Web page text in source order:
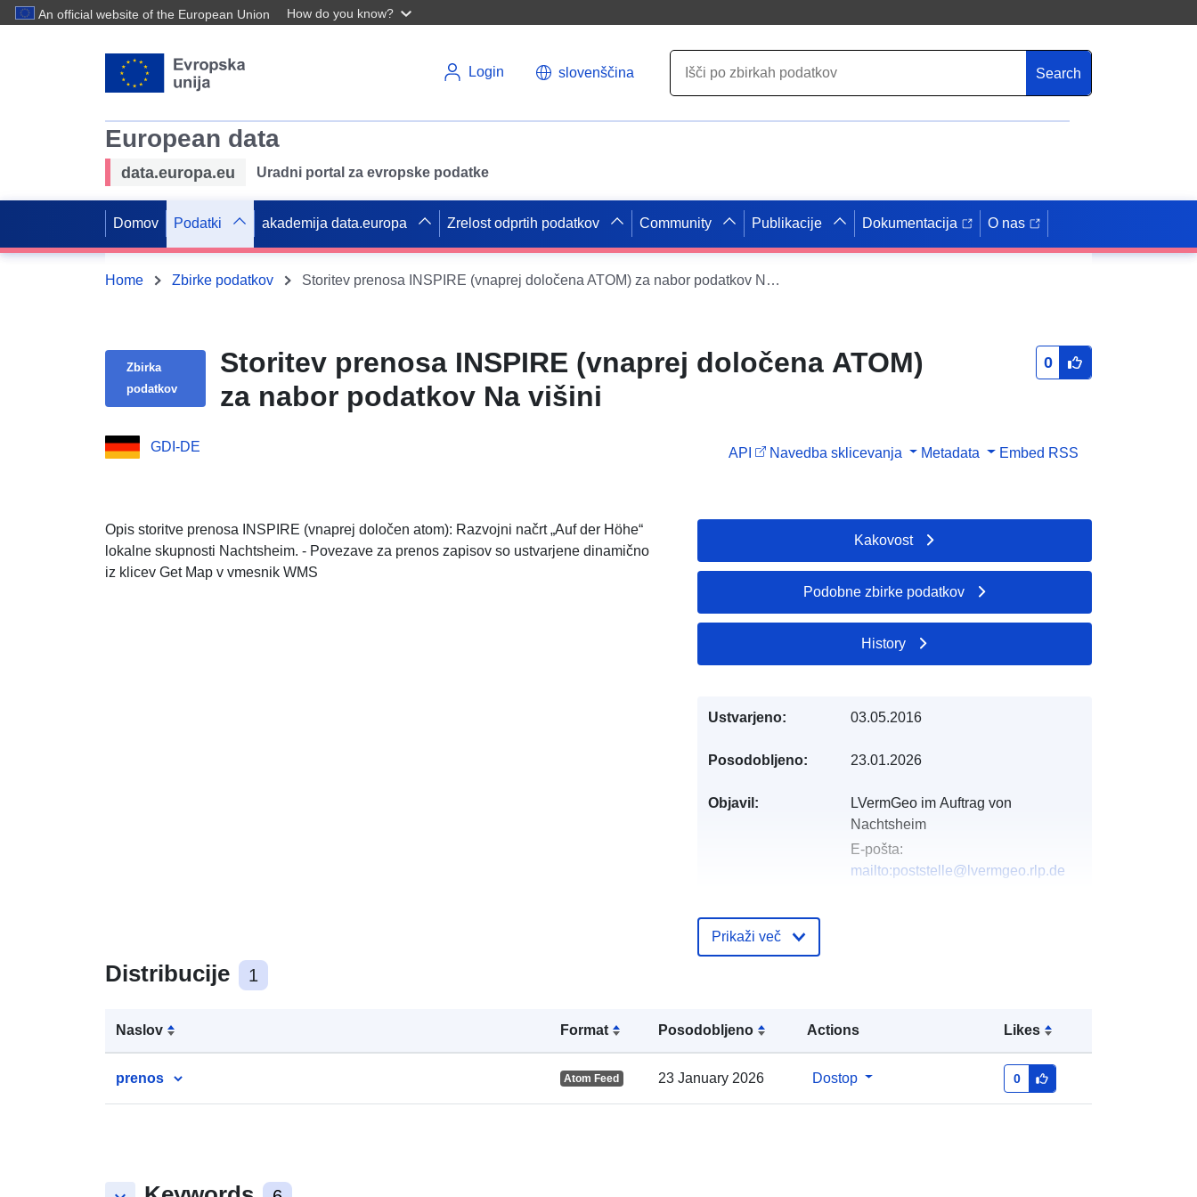
An official website of the European Union How do you know?
Login slovenščina Search
European data
data.europa.eu Uradni portal za evropske podatke
Domov Podatki akademija data.europa Zrelost odprtih podatkov Community Publikacije Dokumentacija O nas
Home Zbirke podatkov Storitev prenosa INSPIRE (vnaprej določena ATOM) za nabor podatkov Na višini
Zbirka
podatkov
Storitev prenosa INSPIRE (vnaprej določena ATOM)
za nabor podatkov Na višini
0
GDI-DE API Navedba sklicevanja Metadata Embed RSS
Opis storitve prenosa INSPIRE (vnaprej določen atom): Razvojni načrt „Auf der Höhe“
lokalne skupnosti Nachtsheim. - Povezave za prenos zapisov so ustvarjene dinamično
iz klicev Get Map v vmesnik WMS
Distribucije 1
Naslov Format Posodobljeno Actions Likes
prenos Atom Feed 23 January 2026 Dostop 0
Kakovost
Podobne zbirke podatkov
History
Ustvarjeno: 03.05.2016
Posodobljeno: 23.01.2026
Objavil:
LVermGeo im Auftrag von
Nachtsheim
E-pošta:
mailto:poststelle@lvermgeo.rlp.de
Katalogski zapis:
Prostorski: Usklajuje:
7.06683, 50.3167 ], [ 7.06683,
50.3153 ], [ 7.06433, 50.3153 ], [
Prikaži več